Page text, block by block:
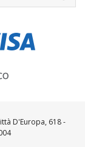
D'Europa, 618 -